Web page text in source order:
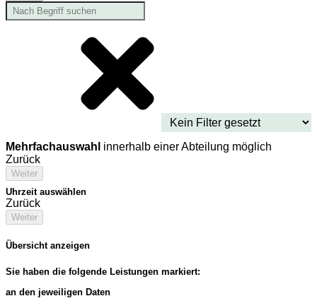
Mehrfachauswahl innerhalb einer Abteilung möglich
Zurück
Weiter
Uhrzeit auswählen
Zurück
Weiter
Übersicht anzeigen
Sie haben die folgende Leistungen markiert:
an den jeweiligen Daten